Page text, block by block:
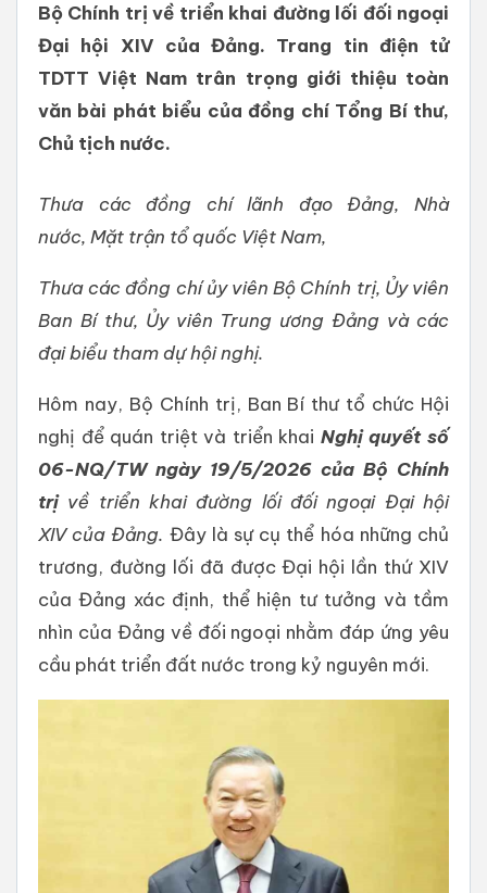
Bộ Chính trị về triển khai đường lối đối ngoại
Đại hội XIV của Đảng. Trang tin điện tử
TDTT Việt Nam trân trọng giới thiệu toàn
văn bài phát biểu của đồng chí Tổng Bí thư,
Chủ tịch nước.
Thưa các đồng chí lãnh đạoĐảng, Nhà
nước, Mặt trận tổ quốc Việt Nam,
Thưa các đồng chí ủy viênBộ Chính trị, Ủy viên
Ban Bí thư, Ủy viên Trung ương Đảng và các
đại biểu tham dự hội nghị.
Hôm nay, Bộ Chính trị, Ban Bí thư tổ chức Hội
nghị để quán triệt và triển khai Nghị quyết số
06-NQ/TW ngày 19/5/2026 của Bộ Chính
trị về triển khai đường lối đối ngoại Đại hội
XIVcủa Đảng. Đây là sự cụ thể hóa những chủ
trương, đường lối đã được Đại hội lần thứ XIV
của Đảng xác định, thể hiện tư tưởng và tầm
nhìn của Đảng về đối ngoại nhằm đáp ứng yêu
cầu phát triển đất nước trong kỷ nguyên mới.